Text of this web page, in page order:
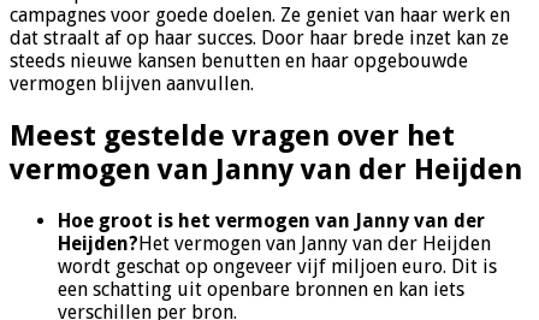
campagnes voor goede doelen. Ze geniet van haar werk en
dat straalt af op haar succes. Door haar brede inzet kan ze
steeds nieuwe kansen benutten en haar opgebouwde
vermogen blijven aanvullen.
Meest gestelde vragen over het
vermogen van Janny van der Heijden
Hoe groot is het vermogen van Janny van der
Heijden? Het vermogen van Janny van der Heijden
wordt geschat op ongeveer vijf miljoen euro. Dit is
een schatting uit openbare bronnen en kan iets
verschillen per bron.